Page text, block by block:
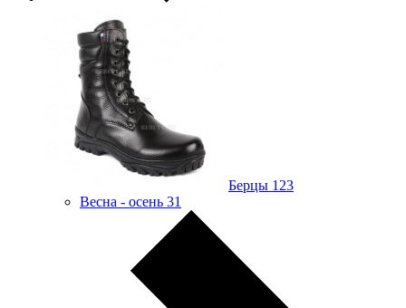
Берцы 123
Весна - осень 31